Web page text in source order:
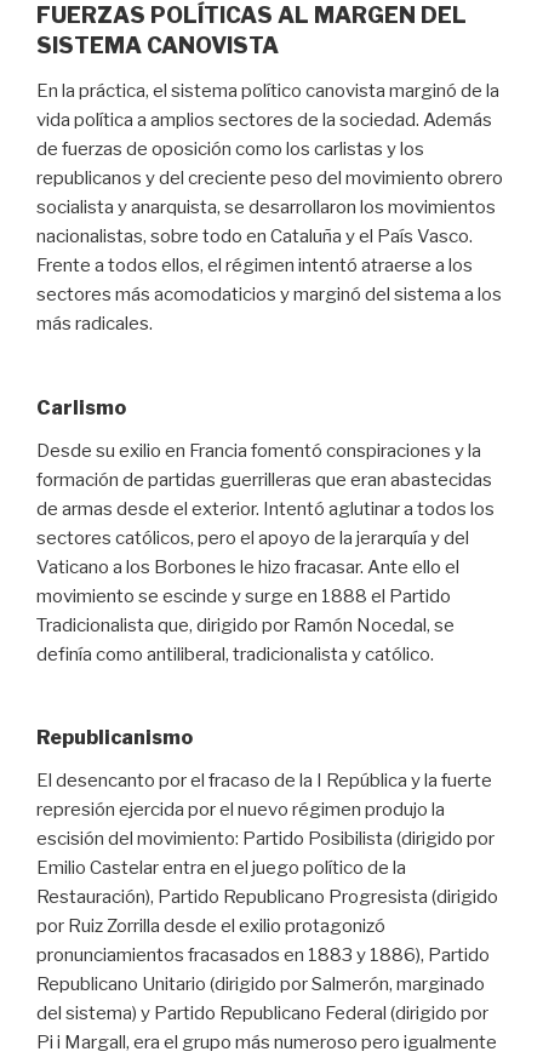
FUERZAS POLÍTICAS AL MARGEN DEL
SISTEMA CANOVISTA
En la práctica, el sistema político canovista marginó de la
vida política a amplios sectores de la sociedad. Además
de fuerzas de oposición como los carlistas y los
republicanos y del creciente peso del movimiento obrero
socialista y anarquista, se desarrollaron los movimientos
nacionalistas, sobre todo en Cataluña y el País Vasco.
Frente a todos ellos, el régimen intentó atraerse a los
sectores más acomodaticios y marginó del sistema a los
más radicales.
Carlismo
Desde su exilio en Francia fomentó conspiraciones y la
formación de partidas guerrilleras que eran abastecidas
de armas desde el exterior. Intentó aglutinar a todos los
sectores católicos, pero el apoyo de la jerarquía y del
Vaticano a los Borbones le hizo fracasar. Ante ello el
movimiento se escinde y surge en 1888 el Partido
Tradicionalista que, dirigido por Ramón Nocedal, se
definía como antiliberal, tradicionalista y católico.
Republicanismo
El desencanto por el fracaso de la I República y la fuerte
represión ejercida por el nuevo régimen produjo la
escisión del movimiento: Partido Posibilista (dirigido por
Emilio Castelar entra en el juego político de la
Restauración), Partido Republicano Progresista (dirigido
por Ruiz Zorrilla desde el exilio protagonizó
pronunciamientos fracasados en 1883 y 1886), Partido
Republicano Unitario (dirigido por Salmerón, marginado
del sistema) y Partido Republicano Federal (dirigido por
Pi i Margall, era el grupo más numeroso pero igualmente